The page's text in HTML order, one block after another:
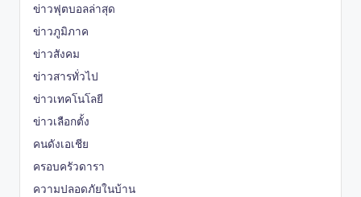
ข่าวฟุตบอลล่าสุด
ข่าวภูมิภาค
ข่าวสังคม
ข่าวสารทั่วไป
ข่าวเทคโนโลยี
ข่าวเลือกตั้ง
คนดังเอเชีย
ครอบครัวดารา
ความปลอดภัยในบ้าน